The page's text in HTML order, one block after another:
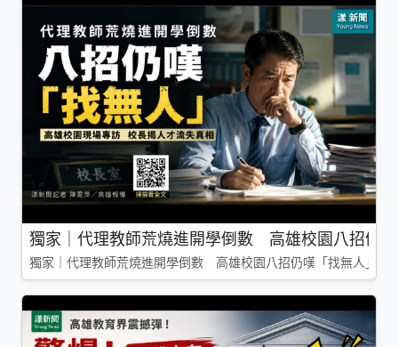
獨家｜代理教師荒燒進開學倒數 高雄校園八招仍
獨家｜代理教師荒燒進開學倒數 高雄校園八招仍嘆「找無人」